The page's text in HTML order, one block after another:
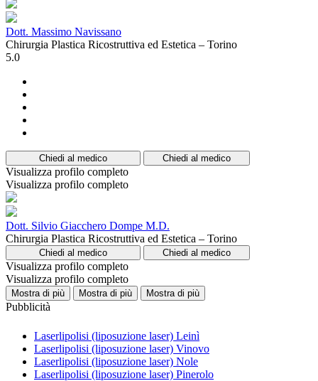
Dott. Massimo Navissano
Chirurgia Plastica Ricostruttiva ed Estetica – Torino
5.0
Chiedi al medico Chiedi al medico
Visualizza profilo completo
Visualizza profilo completo
Dott. Silvio Giacchero Dompe M.D.
Chirurgia Plastica Ricostruttiva ed Estetica – Torino
Chiedi al medico Chiedi al medico
Visualizza profilo completo
Visualizza profilo completo
Mostra di più Mostra di più Mostra di più
Pubblicità
Laserlipolisi (liposuzione laser) Leinì
Laserlipolisi (liposuzione laser) Vinovo
Laserlipolisi (liposuzione laser) Nole
Laserlipolisi (liposuzione laser) Pinerolo